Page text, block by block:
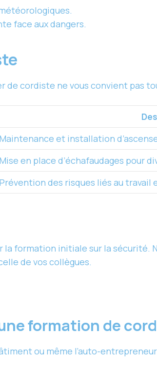
face aux dangers.
de cordiste ne vous convient pas
Maintenance et installation
Mise en place d’échafaudages pour
Prévention des risques liés au travail
formation initiale sur la sécurité.
de vos collègues.
formation de
ou même l’auto-